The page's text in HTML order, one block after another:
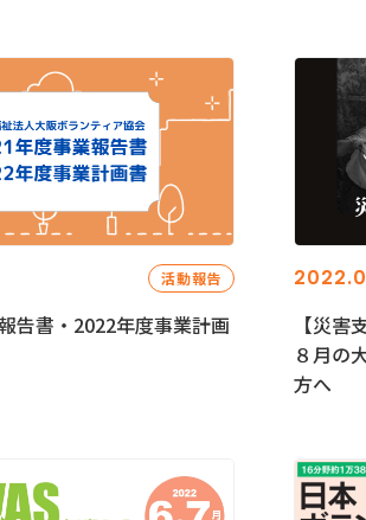
活動報告
告書・2022年度事業計画
【災害
８月の
方へ